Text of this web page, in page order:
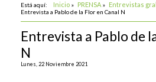
Está aquí: Inicio » PRENSA » Entrevistas
Entrevista a Pablo de la Flor en Canal N
Entrevista a Pablo de
N
Lunes, 22 Noviembre 2021